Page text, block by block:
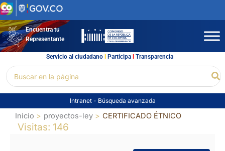
Ir
al
contenidoEncuentra tu
Representante
Servicio al ciudadano l Participal Transparencia
por:
Intranet - Búsqueda avanzada
Inicio proyectos-ley CERTIFICADO ÉTNICO
Visitas: 146